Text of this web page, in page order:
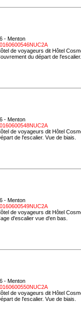
- Menton
de voyageurs dit Hôtel
du départ de l'escalier.
- Menton
de voyageurs dit Hôtel
de l'escalier. Vue de biais.
- Menton
de voyageurs dit Hôtel
d'escalier vue d'en bas.
- Menton
de voyageurs dit Hôtel
de l'escalier. Vue de biais.